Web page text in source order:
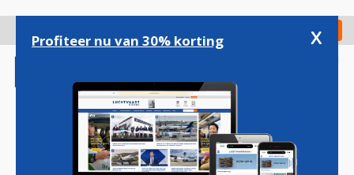
gaan
Check in
Profiteer nu van 30% korting x